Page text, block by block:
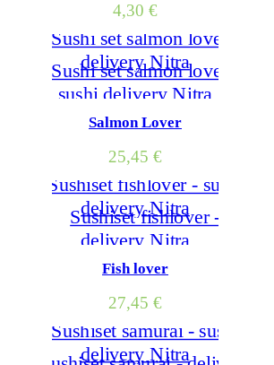
4,30 €
Salmon Lover
25,45 €
Fish lover
27,45 €